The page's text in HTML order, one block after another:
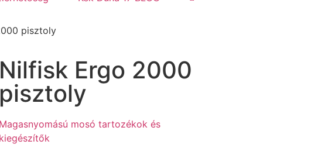
pisztoly
Nilfisk Ergo 2000
pisztoly
Magasnyomású mosó tartozékok és
kiegészítők